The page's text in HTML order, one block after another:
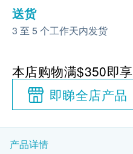
送货
3 至 5 个工作天内发货
本店购物满$350即享
即睇全店产品
产品详情